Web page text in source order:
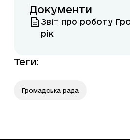
Документи
Звіт про роботу
рік
Теги:
Громадська рада